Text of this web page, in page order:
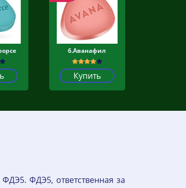
6.Аванафил
Купить
ФДЭ5, ответственная за